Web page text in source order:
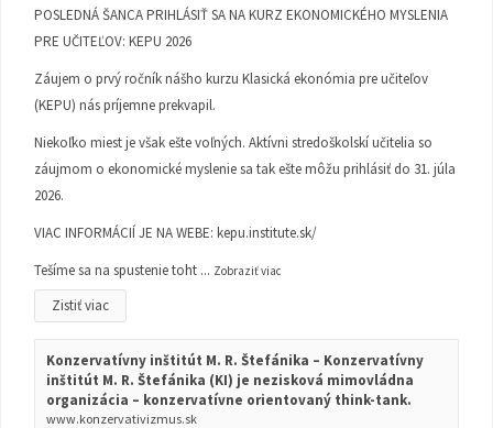
POSLEDNÁ ŠANCA PRIHLÁSIŤ SA NA KURZ EKONOMICKÉHO MYSLENIA
PRE UČITEĽOV: KEPU 2026
Záujem o prvý ročník nášho kurzu Klasická ekonómia pre učiteľov
(KEPU) nás príjemne prekvapil.
Niekoľko miest je však ešte voľných. Aktívni stredoškolskí učitelia so
záujmom o ekonomické myslenie sa tak ešte môžu prihlásiť do 31. júla
2026.
VIAC INFORMÁCIÍ JE NA WEBE: kepu.institute.sk/
Tešíme sa na spustenie toht ... Zobraziť viac
Zistiť viac
Konzervatívny inštitút M. R. Štefánika – Konzervatívny
inštitút M. R. Štefánika (KI) je nezisková mimovládna
organizácia – konzervatívne orientovaný think-tank.
www.konzervativizmus.sk